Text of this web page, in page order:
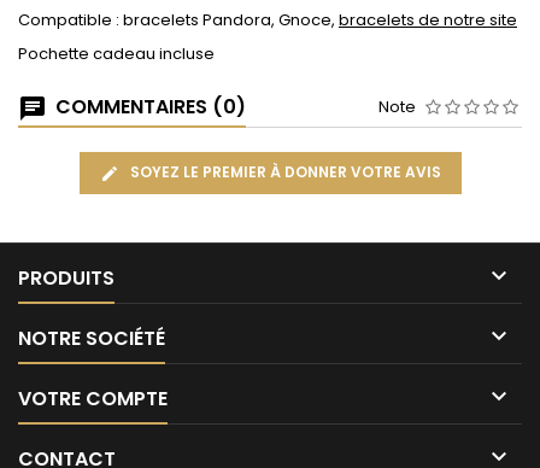
Compatible : bracelets Pandora, Gnoce, bracelets de notre site
Pochette cadeau incluse
COMMENTAIRES (0) Note
SOYEZ LE PREMIER À DONNER VOTRE AVIS
PRODUITS 
NOTRE SOCIÉTÉ 
VOTRE COMPTE 
CONTACT 